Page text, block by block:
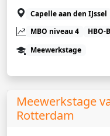
Capelle aan den IJssel
MBO niveau 4
HBO-
Meewerkstage
Meewerkstage
Rotterdam